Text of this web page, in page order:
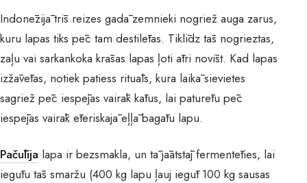
Indonēzijā trīs reizes gadā zemnieki nogriež auga zarus,
kuru lapas tiks pēc tam destilētas. Tiklīdz tās nogrieztas,
zaļu vai sarkankoka krāsas lapas ļoti ātri novīst. Kad lapas
izžāvētas, notiek patiess rituāls, kura laikā sievietes
sagriež pēc iespējas vairāk kātus, lai paturētu pēc
iespējas vairāk ēteriskajā eļļā bagātu lapu.
Pačūlija lapa ir bezsmakla, un tā jāatstāj fermentēties, lai
iegūtu tās smaržu (400 kg lapu ļauj iegūt 100 kg sausas